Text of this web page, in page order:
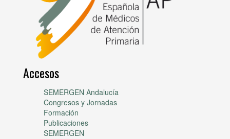
Accesos
SEMERGEN Andalucía
Congresos y Jornadas
Formación
Publicaciones
SEMERGEN